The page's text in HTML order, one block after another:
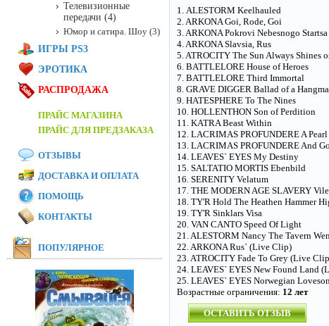
1. ALESTORM Keelhauled
2. ARKONA Goi, Rode, Goi
3. ARKONA Pokrovi Nebesnogo Startsa
4. ARKONA Slavsia, Rus
5. ATROCITY The Sun Always Shines
6. BATTLELORE House of Heroes
7. BATTLELORE Third Immortal
8. GRAVE DIGGER Ballad of a
9. HATESPHERE To The Nines
10. HOLLENTHON Son of Perdition
11. KATRA Beast Within
12. LACRIMAS PROFUNDERE A Pearl
13. LACRIMAS PROFUNDERE And
14. LEAVES` EYES My Destiny
15. SALTATIO MORTIS Ebenbild
16. SERENITY Velatum
17. THE MODERN AGE SLAVERY
18. TY'R Hold The Heathen Hammer
19. TY'R Sinklars Visa
20. VAN CANTO Speed Of Light
21. ALESTORM Nancy The Tavern
22. ARKONA Rus` (Live Clip)
23. ATROCITY Fade To Grey (Live
24. LEAVES` EYES New Found Land
25. LEAVES` EYES Norwegian
Возрастные ограничения: 12 лет
ОСТАВИТЬ ОТЗЫВ
Телевизионные
передачи (4)
Юмор и сатира. Шоу (3)
ИГРЫ PS3
ЭРОТИКА
РАСПРОДАЖА
ПРАЙС МАГАЗИНА
ПРАЙС ДЛЯ ПРЕДЗАКАЗА
ОТЗЫВЫ
ДОСТАВКА И ОПЛАТА
ПОМОЩЬ
КОНТАКТЫ
ПОПУЛЯРНОЕ